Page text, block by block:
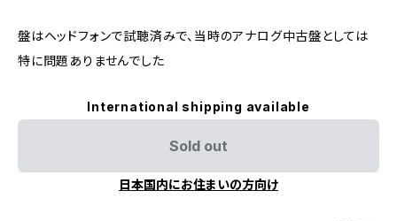
盤はヘッドフォンで試聴済みで、当時のアナログ中古盤としては
特に問題ありませんでした
International shipping available
Sold out
日本国内にお住まいの方向け